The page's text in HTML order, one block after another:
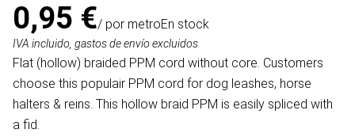
0,95 €/ por metroEn stock
IVA incluido, gastos de envío excluidos
Flat (hollow) braided PPM cord without core. Customers
choose this populair PPM cord for dog leashes, horse
halters & reins. This hollow braid PPM is easily spliced with
a fid.